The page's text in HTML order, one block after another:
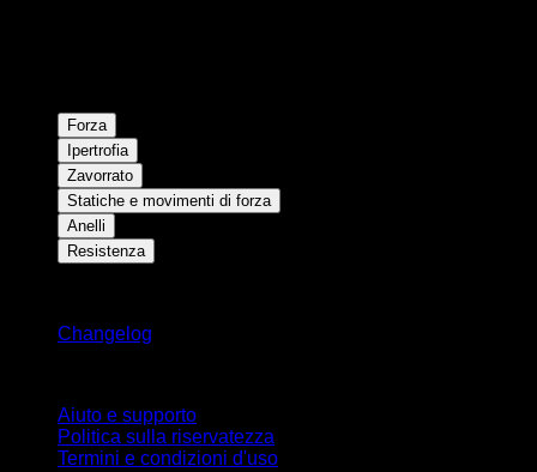
Forza
Ipertrofia
Zavorrato
Statiche e movimenti di forza
Anelli
Resistenza
Changelog
Aiuto e supporto
Politica sulla riservatezza
Termini e condizioni d'uso